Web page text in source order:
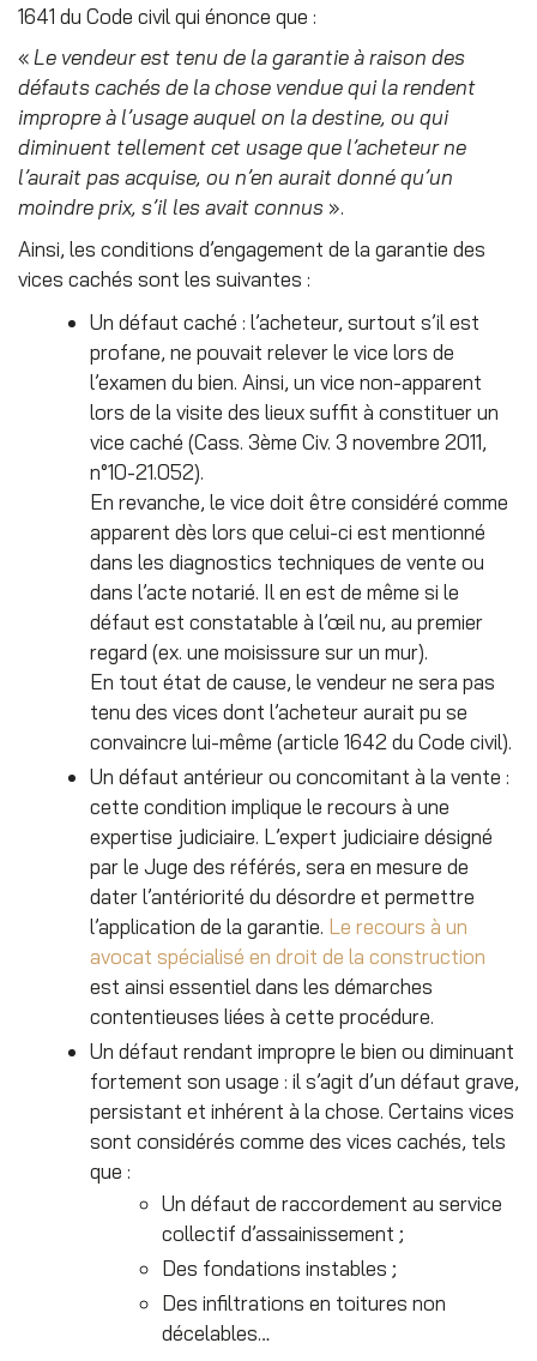
1641 du Code civil qui énonce que :
«Le vendeur est tenu de la garantie à raison des
défauts cachés de la chose vendue qui la rendent
impropre à l’usage auquel on la destine, ou qui
diminuent tellement cet usage que l’acheteur ne
l’aurait pas acquise, ou n’en aurait donné qu’un
moindre prix, s’il les avait connus ».
Ainsi, les conditions d’engagement de la garantie des
vices cachés sont les suivantes :
Un défaut caché : l’acheteur, surtout s’il est
profane, ne pouvait relever le vice lors de
l’examen du bien. Ainsi, un vice non-apparent
lors de la visite des lieux suffit à constituer un
vice caché (Cass. 3ème Civ. 3 novembre 2011,
n°10-21.052).
En revanche, le vice doit être considéré comme
apparent dès lors que celui-ci est mentionné
dans les diagnostics techniques de vente ou
dans l’acte notarié. Il en est de même si le
défaut est constatable à l’œil nu, au premier
regard (ex. une moisissure sur un mur).
En tout état de cause, le vendeur ne sera pas
tenu des vices dont l’acheteur aurait pu se
convaincre lui-même (article 1642 du Code civil).
Un défaut antérieur ou concomitant à la vente :
cette condition implique le recours à une
expertise judiciaire. L’expert judiciaire désigné
par le Juge des référés, sera en mesure de
dater l’antériorité du désordre et permettre
l’application de la garantie. Le recours à un
avocat spécialisé en droit de la construction
est ainsi essentiel dans les démarches
contentieuses liées à cette procédure.
Un défaut rendant impropre le bien ou diminuant
fortement son usage : il s’agit d’un défaut grave,
persistant et inhérent à la chose. Certains vices
sont considérés comme des vices cachés, tels
que :
Un défaut de raccordement au service
collectif d’assainissement ;
Des fondations instables ;
Des infiltrations en toitures non
décelables…